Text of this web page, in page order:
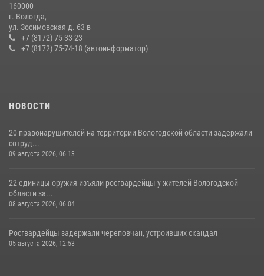
В ВОЛОГДЕ РОСГВАРДЕЙЦЫ ЗАДЕРЖАЛИ МУЖЧИНУ,
ОТКАЗЫВАВШЕГОСЯ ОСВОБОДИТЬ НОМЕР В ГОСТИНИЦЕ
24 июля 2026, 07:32
160000
г. Вологда,
ул. Зосимовская д. 63 в
+7 (8172) 75-33-23
+7 (8172) 75-74-18 (автоинформатор)
НОВОСТИ
20 правонарушителей на территории Вологодской области задержали
сотруд...
09 августа 2026, 06:13
22 единицы оружия изъяли росгвардейцы у жителей Вологодской
области за...
08 августа 2026, 06:04
Росгвардейцы задержали череповчан, устроивших скандал
05 августа 2026, 12:53